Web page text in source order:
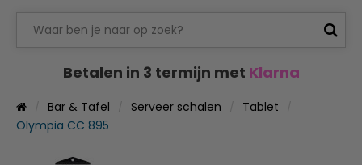
Betalen in 3 termijn met Klarna
Bar & Tafel Serveer schalen
Tablet
Olympia CC 895